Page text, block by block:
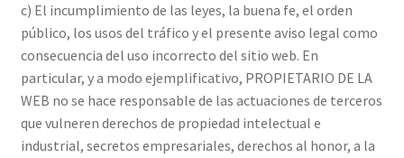
c) El incumplimiento de las leyes, la buena fe, el orden
público, los usos del tráfico y el presente aviso legal como
consecuencia del uso incorrecto del sitio web. En
particular, y a modo ejemplificativo, PROPIETARIO DE LA
WEB no se hace responsable de las actuaciones de terceros
que vulneren derechos de propiedad intelectual e
industrial, secretos empresariales, derechos al honor, a la